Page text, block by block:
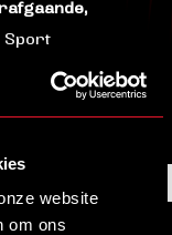
website
om ons
Sport